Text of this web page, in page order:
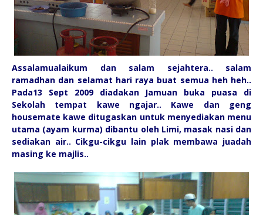
Assalamualaikum dan salam sejahtera.. salam
ramadhan dan selamat hari raya buat semua heh heh..
Pada13 Sept 2009 diadakan Jamuan buka puasa di
Sekolah tempat kawe ngajar.. Kawe dan geng
housemate kawe ditugaskan untuk menyediakan menu
utama (ayam kurma) dibantu oleh Limi, masak nasi dan
sediakan air.. Cikgu-cikgu lain plak membawa juadah
masing ke majlis..